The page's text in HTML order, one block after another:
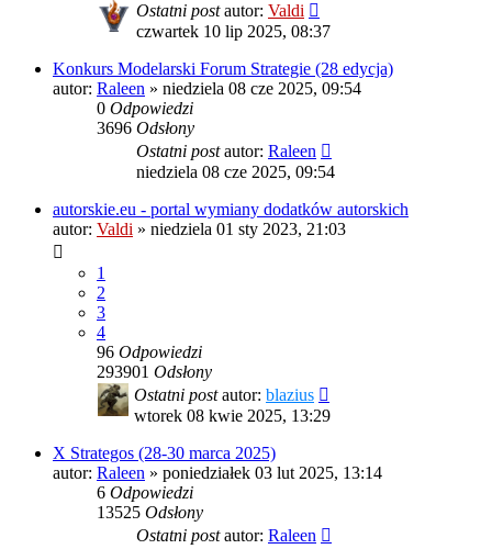
Ostatni postautor: Valdi
czwartek 10 lip 2025, 08:37
Konkurs Modelarski Forum Strategie (28 edycja)
autor: Raleen » niedziela 08 cze 2025, 09:54
0 Odpowiedzi
3696 Odsłony
Ostatni postautor: Raleen
niedziela 08 cze 2025, 09:54
autorskie.eu - portal wymiany dodatków autorskich
autor: Valdi » niedziela 01 sty 2023, 21:03
1
2
3
4
96 Odpowiedzi
293901 Odsłony
Ostatni postautor: blazius
wtorek 08 kwie 2025, 13:29
X Strategos (28-30 marca 2025)
autor: Raleen » poniedziałek 03 lut 2025, 13:14
6 Odpowiedzi
13525 Odsłony
Ostatni postautor: Raleen